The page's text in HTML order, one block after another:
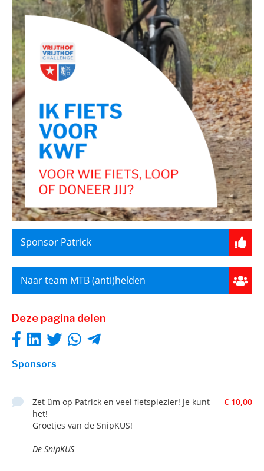
Sponsor Patrick
Naar team MTB (anti)helden
Deze pagina delen
Sponsors
€ 10,00
Zet ûm op Patrick en veel fietsplezier! Je kunt
het!
Groetjes van de SnipKUS!
De SnipKUS